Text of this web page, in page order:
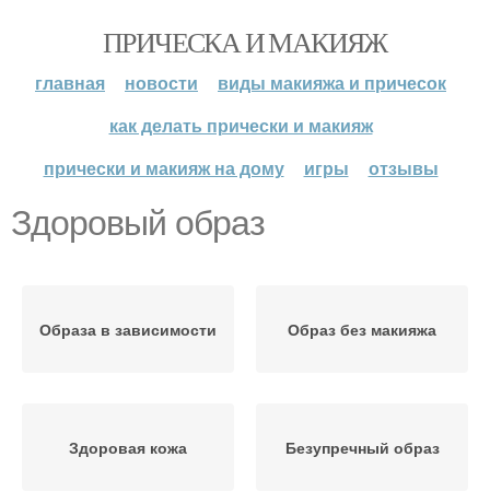
ПРИЧЕСКА И МАКИЯЖ
главная новости
виды макияжа и причесок
как делать прически и макияж
прически и макияж на дому
игры отзывы
Здоровый образ
Образа в зависимости Образ без макияжа
Здоровая кожа Безупречный образ